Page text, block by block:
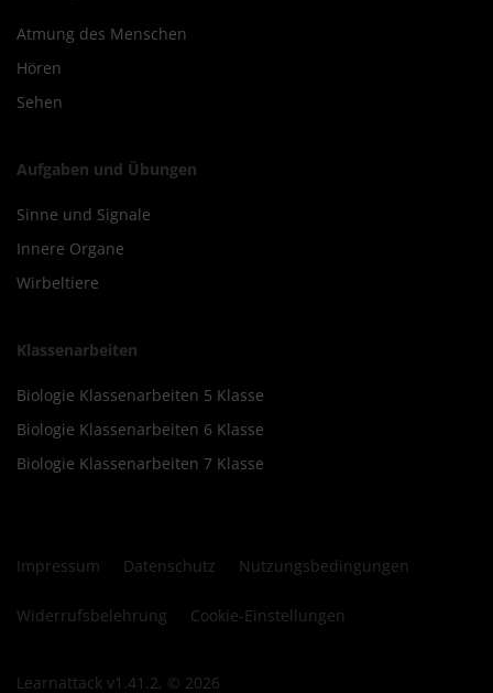
Atmung des Menschen
Hören
Sehen
Aufgaben und Übungen
Sinne und Signale
Innere Organe
Wirbeltiere
Klassenarbeiten
Biologie Klassenarbeiten 5 Klasse
Biologie Klassenarbeiten 6 Klasse
Biologie Klassenarbeiten 7 Klasse
Impressum Datenschutz Nutzungsbedingungen
Widerrufsbelehrung Cookie-Einstellungen
Learnattack v1.41.2, © 2026